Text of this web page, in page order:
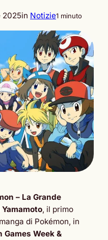
2025in Notizie1 minuto
– La Grande
, il primo
di Pokémon, in
Games Week &